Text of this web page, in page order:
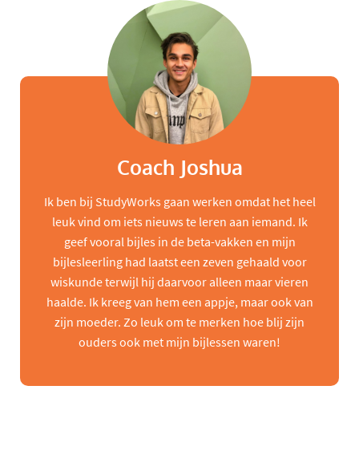
Coach Joshua
Ik ben bij StudyWorks gaan werken omdat het heel
leuk vind om iets nieuws te leren aan iemand. Ik
geef vooral bijles in de beta-vakken en mijn
bijlesleerling had laatst een zeven gehaald voor
wiskunde terwijl hij daarvoor alleen maar vieren
haalde. Ik kreeg van hem een appje, maar ook van
zijn moeder. Zo leuk om te merken hoe blij zijn
ouders ook met mijn bijlessen waren!